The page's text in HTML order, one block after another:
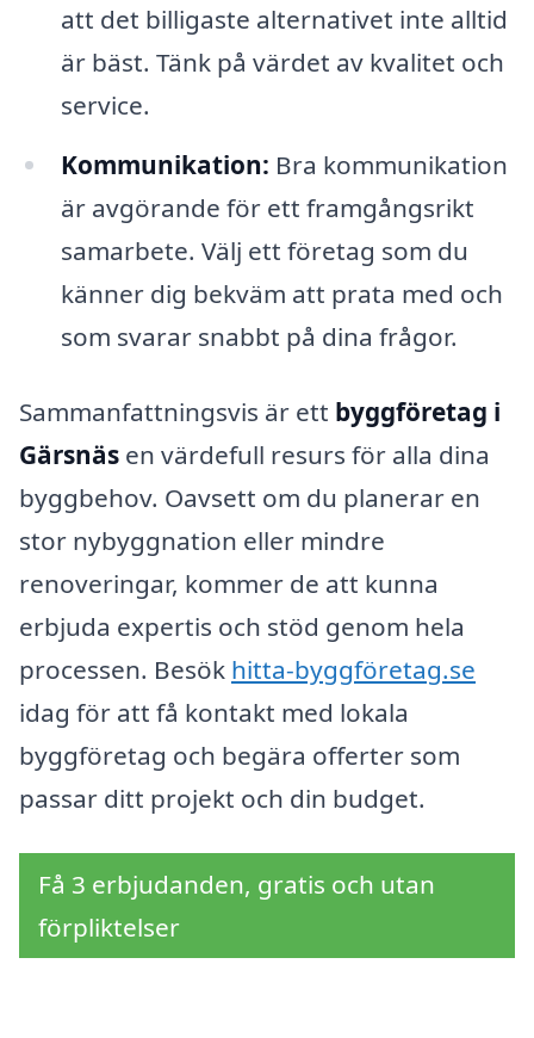
att det billigaste alternativet inte alltid
är bäst. Tänk på värdet av kvalitet och
service.
Kommunikation: Bra kommunikation
är avgörande för ett framgångsrikt
samarbete. Välj ett företag som du
känner dig bekväm att prata med och
som svarar snabbt på dina frågor.
Sammanfattningsvis är ett byggföretag i
Gärsnäs en värdefull resurs för alla dina
byggbehov. Oavsett om du planerar en
stor nybyggnation eller mindre
renoveringar, kommer de att kunna
erbjuda expertis och stöd genom hela
processen. Besök hitta-byggföretag.se
idag för att få kontakt med lokala
byggföretag och begära offerter som
passar ditt projekt och din budget.
Få 3 erbjudanden, gratis och utan
förpliktelser